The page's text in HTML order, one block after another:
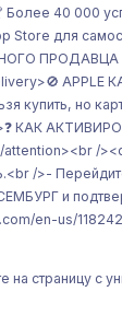
Более 40 000
для
купить, но
КАК
attention><br /
/>-
и
en-us/
на страницу с